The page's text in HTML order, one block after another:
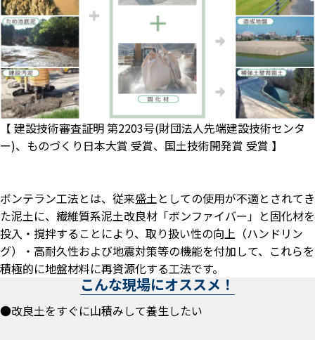
【 建設技術審査証明 第2203号(財団法人先端建設技術センタ
ー)、ものづくり日本大賞 受賞、国土技術開発賞 受賞 】
ボンテラン工法とは、従来盛土としての使用が不適とされてき
た泥土に、繊維質系泥土改良材「ボンファイバー」と固化材を
投入・撹拌することにより、取り扱い性の向上（ハンドリン
グ）・高耐久性および地震対策等の機能を付加して、これらを
積極的に地盤材料に再資源化する工法です。
こんな現場にオススメ！
●改良土をすぐに山積みして養生したい